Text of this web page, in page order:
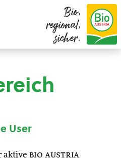
Bio,
regional,
sicher.
User
aktive bio austria